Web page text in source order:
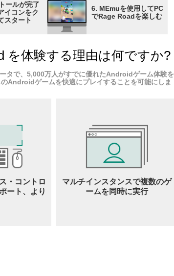
ールが完了
イコンをク
スタート
6. MEmuを使用してPC
でRage Roadを楽しむ
を体験する理由は何ですか?
タで、5,000万人がすでに優れたAndroidゲーム体験を
Androidゲームを快適にプレイすることを可能にしま
・コントロ
ート、より
マルチインスタンスで複数のゲ
ームを同時に実行